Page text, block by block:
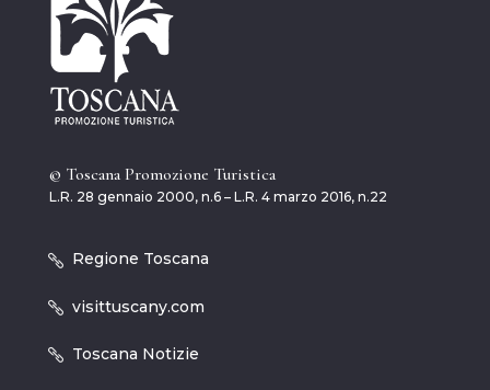
© Toscana Promozione Turistica
L.R. 28 gennaio 2000, n.6 – L.R. 4 marzo 2016, n.22
Regione Toscana
visittuscany.com
Toscana Notizie